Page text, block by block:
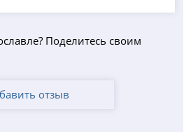
Поделитесь своим
отзыв